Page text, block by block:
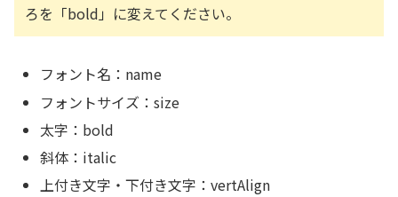
ろを「bold」に変えてください。
フォント名：name
フォントサイズ：size
太字：bold
斜体：italic
上付き文字・下付き文字：vertAlign